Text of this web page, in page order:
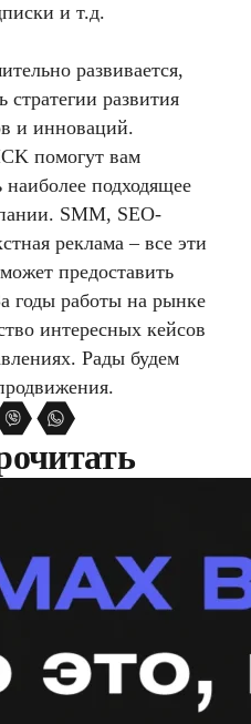
и т.д.
развивается,
стратегии развития
и инноваций.
помогут вам
наиболее подходящее
SMM, SEO-
реклама – все эти
предоставить
годы работы на рынке
интересных кейсов
Рады будем